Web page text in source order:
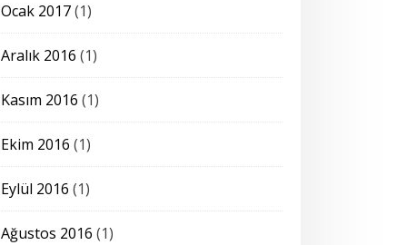
Ocak 2017(1)
Aralık 2016 (1)
Kasım 2016 (1)
Ekim 2016 (1)
Eylül 2016 (1)
Ağustos 2016 (1)